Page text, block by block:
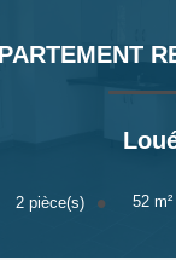
2pièce(s) 52m²